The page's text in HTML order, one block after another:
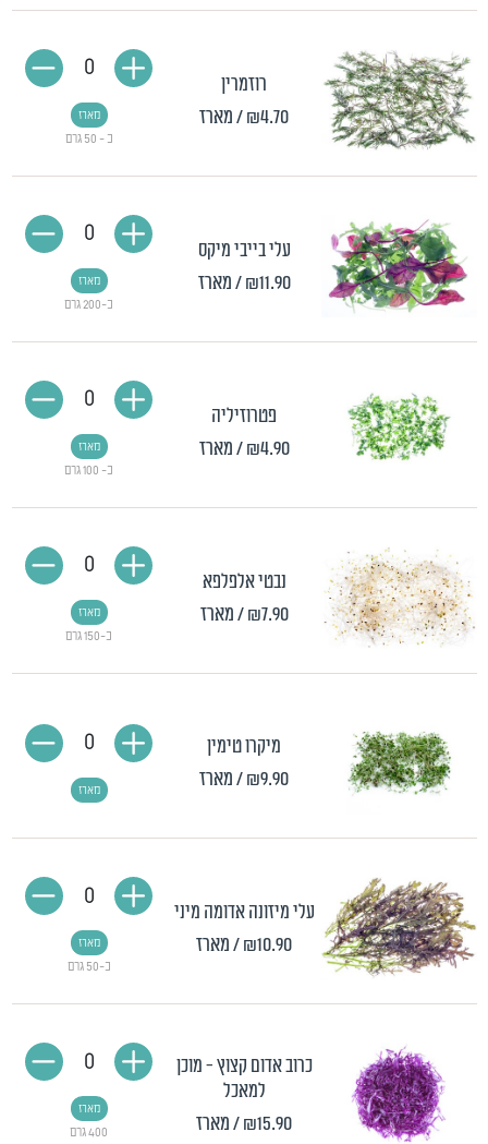
רוזמרין
₪4.70/ מארז
כ - 50 גרם
מארז
0
עלי בייבי מיקס
₪11.90 / מארז
כ-200 גרם
מארז
0
פטרוזיליה
₪4.90 / מארז
כ- 100 גרם
מארז
0
נבטי אלפלפא
₪7.90 / מארז
כ-150 גרם
מארז
0
מיקרו טימין
₪9.90/ מארז מארז
0
עלי מיזונה אדומה מיני
₪10.90/ מארז
כ-50 גרם
מארז
0
כרוב אדום קצוץ - מוכן
למאכל
₪15.90/ מארז 400 גרם
מארז
0